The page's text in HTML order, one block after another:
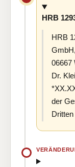
HRB
HRB
06667
Dr.
der